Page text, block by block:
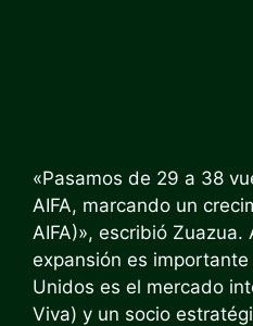
«Pasamos de 29 a 38
AIFA, marcando un
AIFA)», escribió Zuazua.
expansión es
Unidos es el mercado
Viva) y un socio